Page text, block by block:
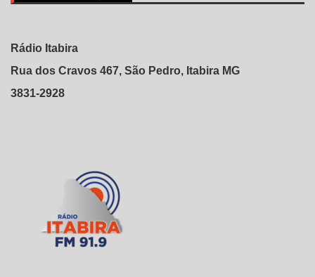
Rádio Itabira
Rua dos Cravos 467, São Pedro, Itabira MG
3831-2928